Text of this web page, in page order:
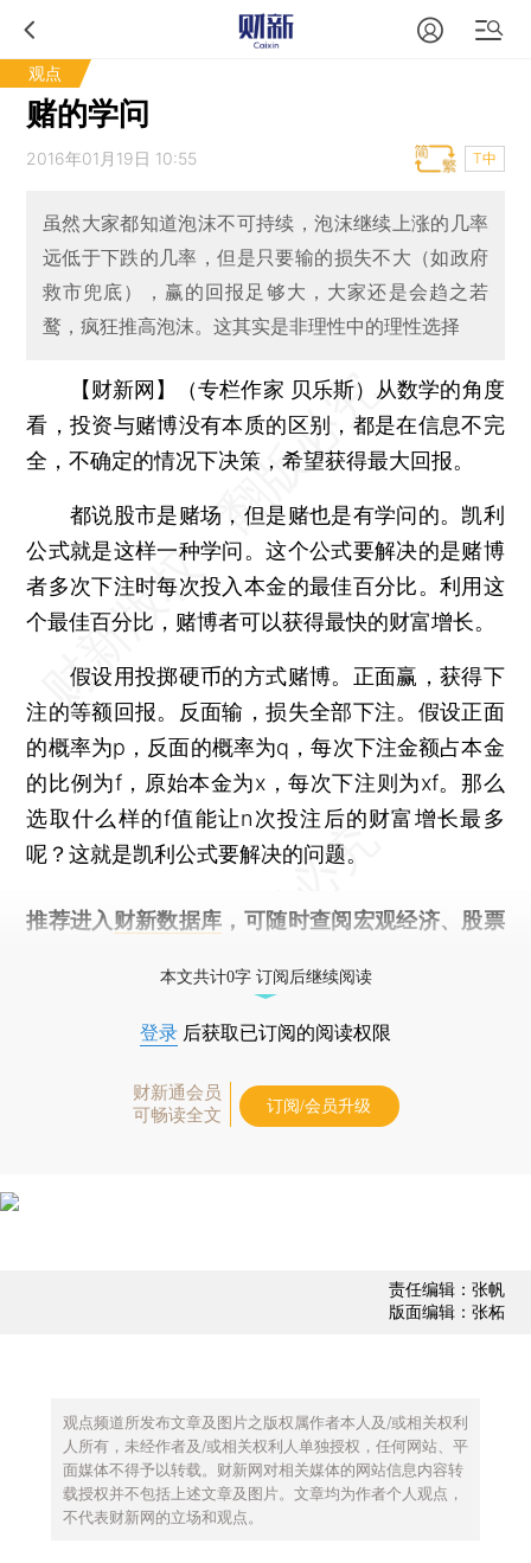
观点
赌的学问
2016年01月19日 10:55 T中
虽然大家都知道泡沫不可持续，泡沫继续上涨的几率
远低于下跌的几率，但是只要输的损失不大（如政府
救市兜底），赢的回报足够大，大家还是会趋之若
鹜，疯狂推高泡沫。这其实是非理性中的理性选择
【财新网】（专栏作家 贝乐斯） 从数学的角度
看，投资与赌博没有本质的区别，都是在信息不完
全，不确定的情况下决策，希望获得最大回报。
都说股市是赌场，但是赌也是有学问的。凯利
公式就是这样一种学问。这个公式要解决的是赌博
者多次下注时每次投入本金的最佳百分比。利用这
个最佳百分比，赌博者可以获得最快的财富增长。
假设用投掷硬币的方式赌博。正面赢，获得下
注的等额回报。反面输，损失全部下注。假设正面
的概率为p，反面的概率为q，每次下注金额占本金
的比例为f，原始本金为x，每次下注则为xf。那么
选取什么样的f值能让n次投注后的财富增长最多
呢？这就是凯利公式要解决的问题。
推荐进入 财新数据库 ，可随时查阅宏观经济、股票
本文共计0字 订阅后继续阅读
登录 后获取已订阅的阅读权限
财新通会员
可畅读全文
订阅/会员升级
责任编辑：张帆
版面编辑：张柘
观点频道所发布文章及图片之版权属作者本人及/或相关权利
人所有，未经作者及/或相关权利人单独授权，任何网站、平
面媒体不得予以转载。财新网对相关媒体的网站信息内容转
载授权并不包括上述文章及图片。文章均为作者个人观点，
不代表财新网的立场和观点。